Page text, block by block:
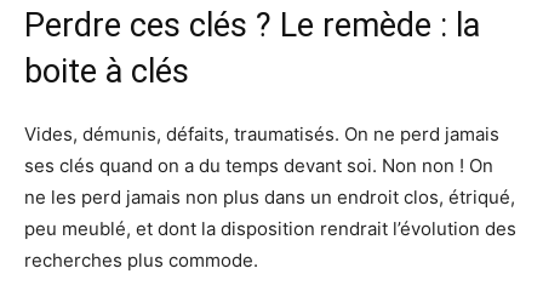
Perdre ces clés ? Le remède : la
boite à clés
Vides, démunis, défaits, traumatisés. On ne perd jamais
ses clés quand on a du temps devant soi. Non non ! On
ne les perd jamais non plus dans un endroit clos, étriqué,
peu meublé, et dont la disposition rendrait l’évolution des
recherches plus commode.